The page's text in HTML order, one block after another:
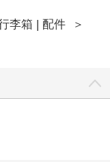
李箱 | 配件
＞